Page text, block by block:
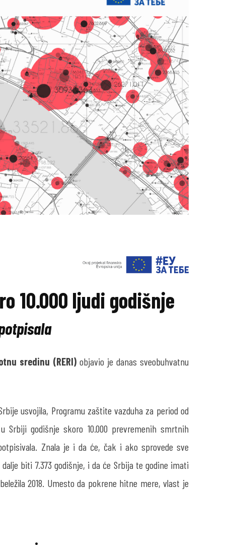
10.000 ljudi godišnje
sredinu (RERI) objavio je danas sveobuhvatnu
usvojila, Programu zaštite vazduha za period od
Srbiji godišnje skoro 10.000 prevremenih smrtnih
Znala je i da će, čak i ako sprovede sve
biti 7.373 godišnje, i da će Srbija te godine imati
2018. Umesto da pokrene hitne mere, vlast je